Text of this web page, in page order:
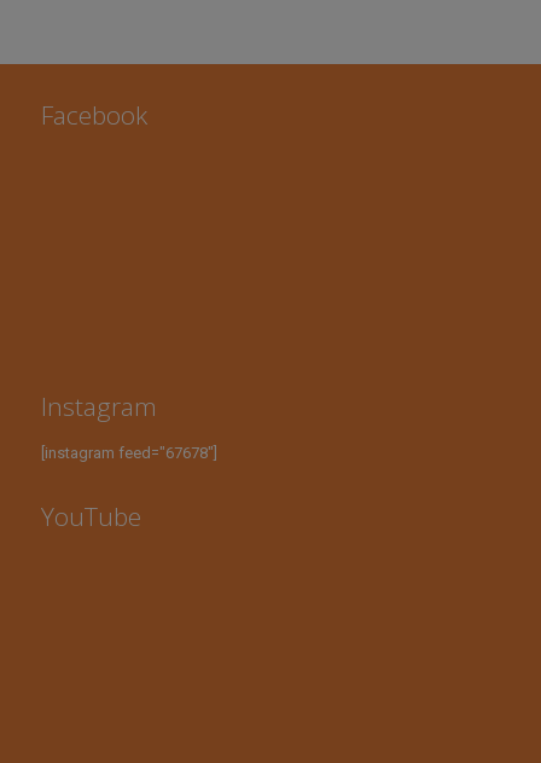
Facebook
Instagram
[instagram feed="67678"]
YouTube